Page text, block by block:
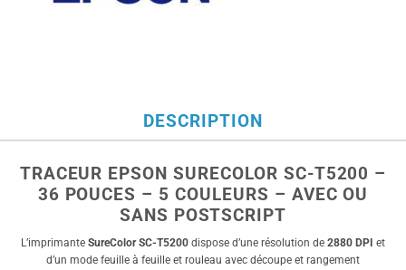
DESCRIPTION
TRACEUR EPSON SURECOLOR SC-T5200 –
36 POUCES – 5 COULEURS – AVEC OU
SANS POSTSCRIPT
L’imprimante SureColor SC-T5200 dispose d’une résolution de 2880 DPI et
d’un mode feuille à feuille et rouleau avec découpe et rangement